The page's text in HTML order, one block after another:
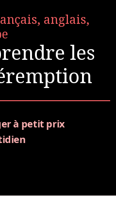
anglais,
les
à petit prix